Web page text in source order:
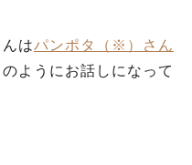
はパンポタ（※）さん
ようにお話しになって